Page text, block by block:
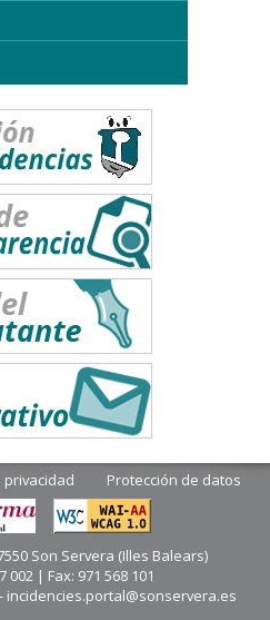
privacidad Protección de datos
Son Servera (Illes Balears)
002 | Fax: 971 568 101